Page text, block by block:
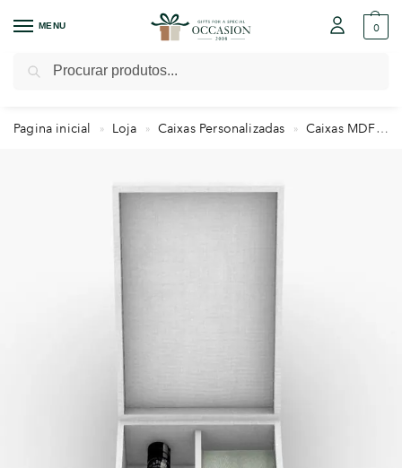
MENU 0
Pagina inicial » Loja » Caixas Personalizadas » Caixas MDF